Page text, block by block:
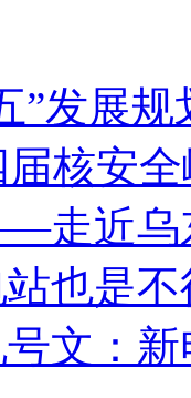
”发展
核安
走近乌
也是
文：